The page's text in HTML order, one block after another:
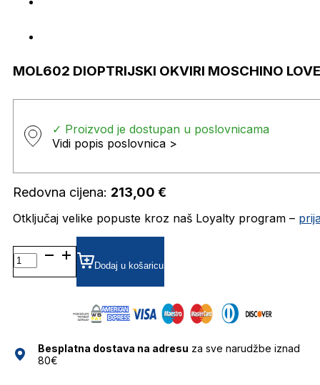
MOL602 DIOPTRIJSKI OKVIRI MOSCHINO LOVE
✓ Proizvod je dostupan u poslovnicama
Vidi popis poslovnica >
Redovna cijena: 213,00 €
Otključaj velike popuste kroz naš Loyalty program –
MOL602 DIOPTRIJSKI
OKVIRI
MOSCHINO
Dodaj u košaricu
Besplatna dostava na adresu za sve narudžbe iznad
80€